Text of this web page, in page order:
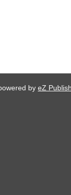
powered byeZ